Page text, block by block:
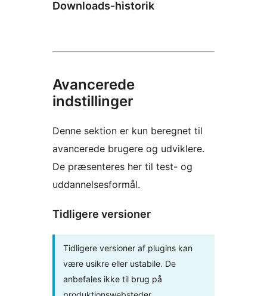
Downloads-historik
Avancerede
indstillinger
Denne sektion er kun beregnet til
avancerede brugere og udviklere.
De præsenteres her til test- og
uddannelsesformål.
Tidligere versioner
Tidligere versioner af plugins kan
være usikre eller ustabile. De
anbefales ikke til brug på